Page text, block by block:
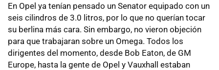
En Opel ya tenían pensado un Senator equipado con un
seis cilindros de 3.0 litros, por lo que no querían tocar
su berlina más cara. Sin embargo, no vieron objeción
para que trabajaran sobre un Omega. Todos los
dirigentes del momento, desde Bob Eaton, de GM
Europe, hasta la gente de Opel y Vauxhall estaban